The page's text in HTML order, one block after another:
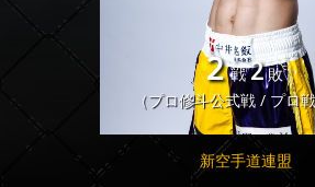
2 戦 2 敗
（プロ修斗公式戦 / プロ戦
新空手道連盟